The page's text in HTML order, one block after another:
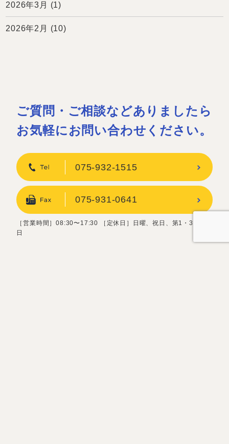
2026年3月 (1)
2026年2月 (10)
ご質問・ご相談などありましたら
お気軽にお問い合わせください。
075-932-1515
075-931-0641
［営業時間］08:30〜17:30 ［定休日］日曜、祝日、第1・3土曜
日